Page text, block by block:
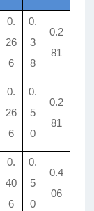
0.
26
6
0.
3
8
0.2
81
0.
26
6
0.
5
0
0.2
81
0.
40
6
0.
5
0
0.4
06